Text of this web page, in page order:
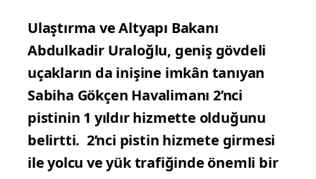
Ulaştırma ve Altyapı Bakanı
Abdulkadir Uraloğlu, geniş gövdeli
uçakların da inişine imkân tanıyan
Sabiha Gökçen Havalimanı 2’nci
pistinin 1 yıldır hizmette olduğunu
belirtti. 2’nci pistin hizmete girmesi
ile yolcu ve yük trafiğinde önemli bir